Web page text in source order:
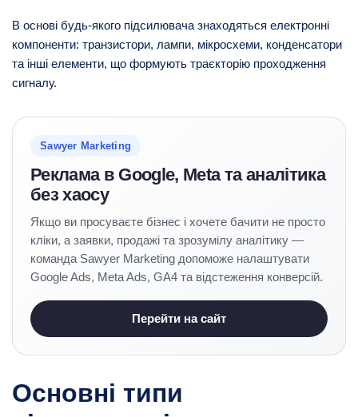
В основі будь-якого підсилювача знаходяться електронні
компоненти: транзистори, лампи, мікросхеми, конденсатори
та інші елементи, що формують траєкторію проходження
сигналу.
Sawyer Marketing
Реклама в Google, Meta та аналітика
без хаосу
Якщо ви просуваєте бізнес і хочете бачити не просто
кліки, а заявки, продажі та зрозумілу аналітику —
команда Sawyer Marketing допоможе налаштувати
Google Ads, Meta Ads, GA4 та відстеження конверсій.
Перейти на сайт
Основні типи